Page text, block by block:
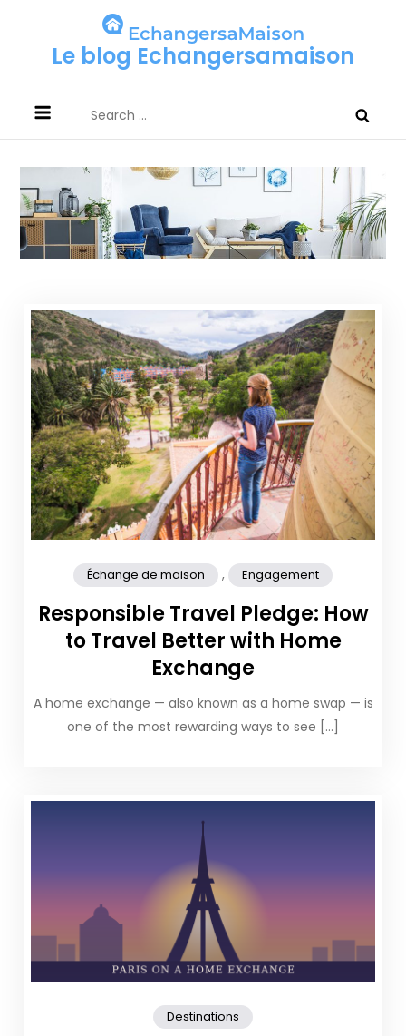
Le blog Echangersamaison
for:
Échange de maison , Engagement
Responsible Travel Pledge: How
to Travel Better with Home
Exchange
A home exchange — also known as a home swap — is
one of the most rewarding ways to see […]
Destinations